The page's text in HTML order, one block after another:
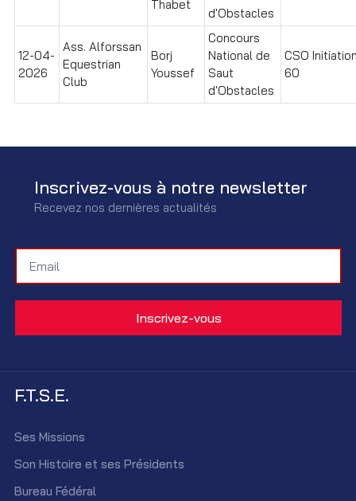
Thabet
d'Obstacles
12-04-
2026
Ass. Alforssan
Equestrian
Club
Borj
Youssef
Concours
National de
Saut
d'Obstacles
CSO
60
Inscrivez-vous à notre newsletter
Recevez nos dernières actualités
F.T.S.E.
Ses Missions
Son Histoire et ses Présidents
Bureau Fédéral